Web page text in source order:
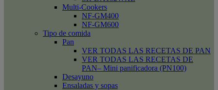
Multi-Cookers
NF-GM400
NF-GM600
Tipo de comida
Pan
VER TODAS LAS RECETAS DE PAN
VER TODAS LAS RECETAS DE
PAN– Mini panificadora (PN100)
Desayuno
Ensaladas y sopas